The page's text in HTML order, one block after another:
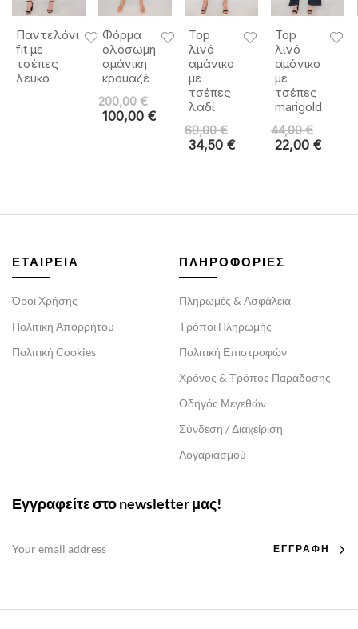
Παντελόνι
fit με
τσέπες
λευκό
Φόρμα
ολόσωμη
αμάνικη
κρουαζέ
200,00€
100,00€
Top
λινό
αμάνικο
με
τσέπες
λαδί
69,00€
34,50€
Top
λινό
αμάνικο
με
τσέπες
marigold
44,00€
22,00€
ΕΤΑΙΡΕΙΑ
Όροι Χρήσης
Πολιτική Απορρήτου
Πολιτική Cookies
ΠΛΗΡΟΦΟΡΙΕΣ
Πληρωμές & Ασφάλεια
Τρόποι Πληρωμής
Πολιτική Επιστροφών
Χρόνος & Τρόπος Παράδοσης
Οδηγός Μεγεθών
Σύνδεση / Διαχείριση
Λογαριασμού
Εγγραφείτε στο newsletter μας!
ΕΓΓΡΑΦΗ